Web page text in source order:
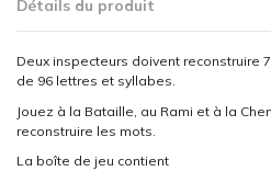
Détails du produit
Deux inspecteurs doivent reconstruire
de 96 lettres et syllabes.
Jouez à la Bataille, au Rami et à la
reconstruire les mots.
La boîte de jeu contient